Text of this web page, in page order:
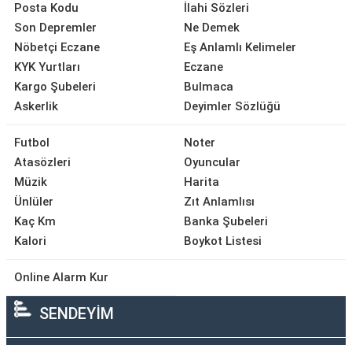
Posta Kodu
Son Depremler
Nöbetçi Eczane
KYK Yurtları
Kargo Şubeleri
Askerlik
İlahi Sözleri
Ne Demek
Eş Anlamlı Kelimeler
Eczane
Bulmaca
Deyimler Sözlüğü
Futbol
Atasözleri
Müzik
Ünlüler
Kaç Km
Kalori
Noter
Oyuncular
Harita
Zıt Anlamlısı
Banka Şubeleri
Boykot Listesi
Online Alarm Kur
SENDEYİM